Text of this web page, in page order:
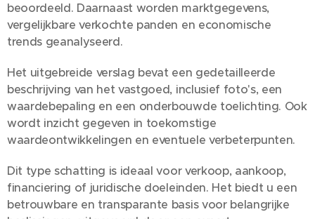
beoordeeld. Daarnaast worden marktgegevens,
vergelijkbare verkochte panden en economische
trends geanalyseerd.
Het uitgebreide verslag bevat een gedetailleerde
beschrijving van het vastgoed, inclusief foto's, een
waardebepaling en een onderbouwde toelichting. Ook
wordt inzicht gegeven in toekomstige
waardeontwikkelingen en eventuele verbeterpunten.
Dit type schatting is ideaal voor verkoop, aankoop,
financiering of juridische doeleinden. Het biedt u een
betrouwbare en transparante basis voor belangrijke